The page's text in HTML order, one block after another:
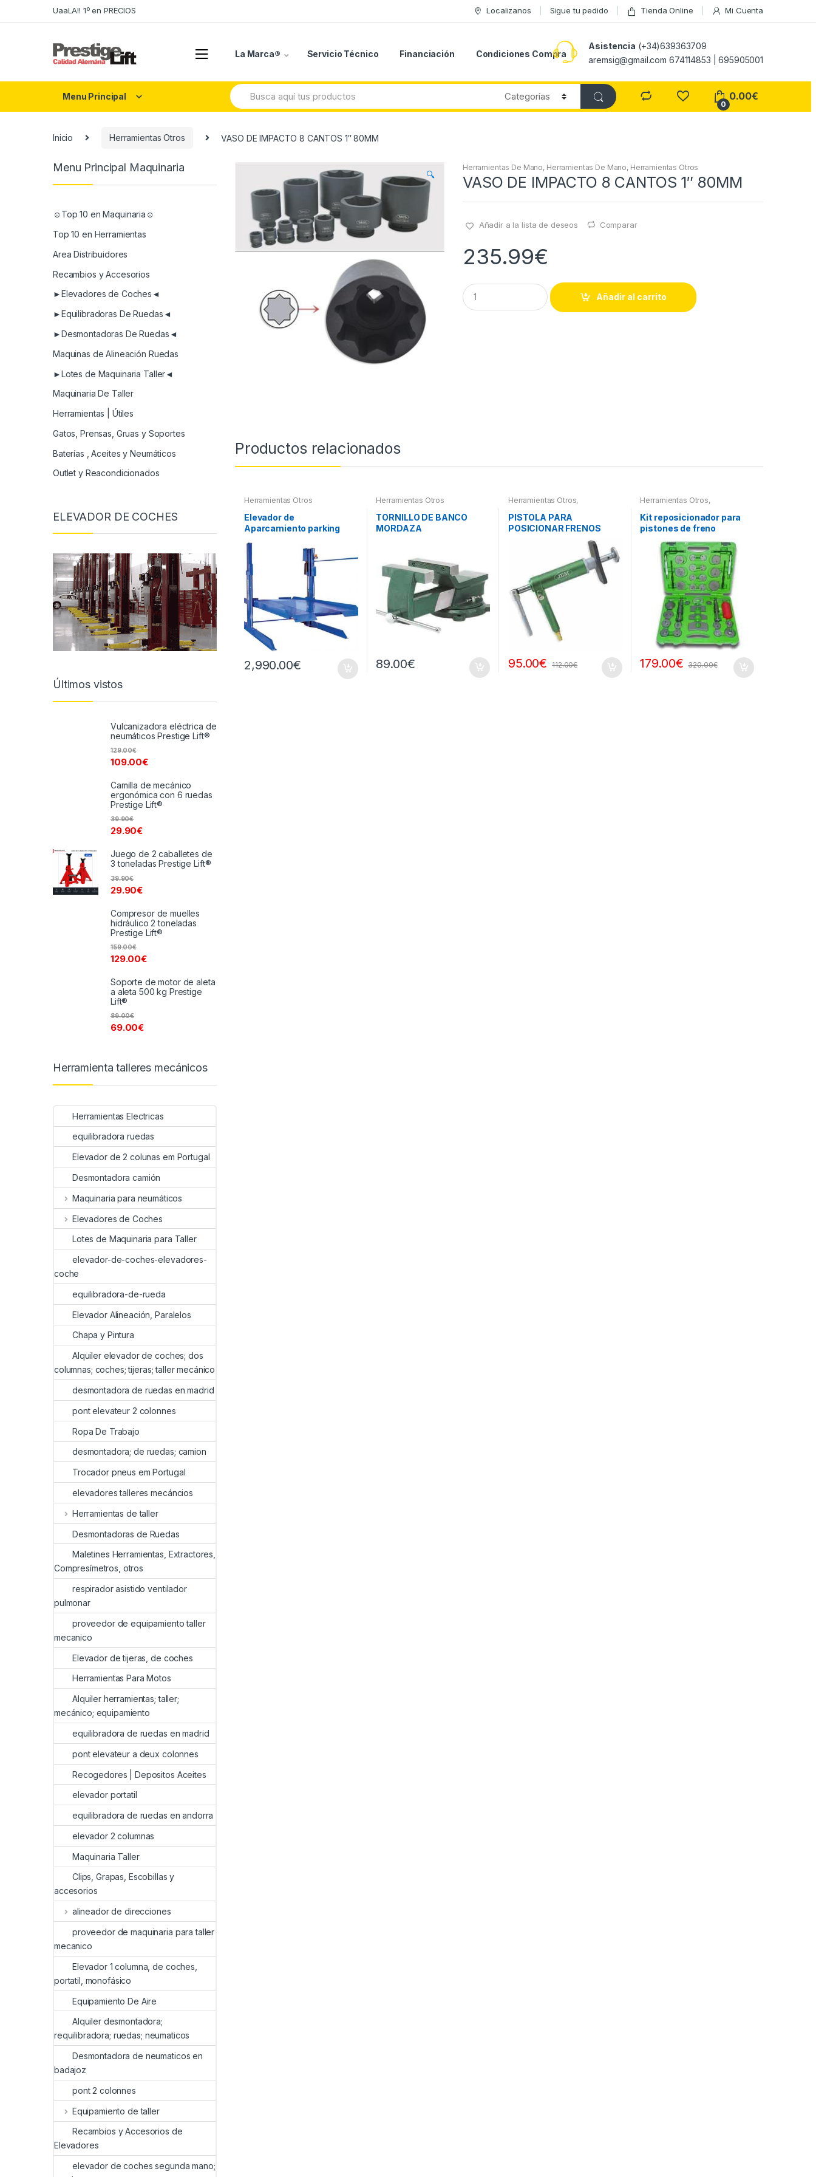
to
to
UaaLA!! 1º en PRECIOS Localizanos Sigue tu pedido Tienda Online Mi Cuenta
La Marca® Servicio Técnico Financiación Condiciones Compra
Asistencia (+34)639363709
aremsig@gmail.com 674114853 | 695905001
Menu Principal
Search
for:
0
0.00€
Inicio Herramientas Otros VASO DE IMPACTO 8 CANTOS 1″ 80MM
🔍
Herramientas De Mano, Herramientas De Mano, Herramientas Otros
VASO DE IMPACTO 8 CANTOS 1″ 80MM
Añadir a la lista de deseos Comparar
235.99€
Q
u
a
Añadir al carrito
Productos relacionados
Herramientas Otros
Elevador de
Aparcamiento parking
2,990.00€
Herramientas Otros
TORNILLO DE BANCO
MORDAZA
89.00€
Herramientas Otros,
Refrigeración
PISTOLA PARA
POSICIONAR FRENOS
95.00€ 112.00€
Herramientas Otros,
Refrigeración
Kit reposicionador para
pistones de freno
179.00€ 320.00€
Menu Principal Maquinaria
☺Top 10 en Maquinaria☺
Top 10 en Herramientas
Area Distribuidores
Recambios y Accesorios
►Elevadores de Coches◄
►Equilibradoras De Ruedas◄
►Desmontadoras De Ruedas◄
Maquinas de Alineación Ruedas
►Lotes de Maquinaria Taller◄
Maquinaria De Taller
Herramientas | Útiles
Gatos, Prensas, Gruas y Soportes
Baterías , Aceites y Neumáticos
Outlet y Reacondicionados
ELEVADOR DE COCHES
Últimos vistos
Vulcanizadora eléctrica de
neumáticos Prestige Lift®
109.00€
129.00€
Camilla de mecánico
ergonómica con 6 ruedas
Prestige Lift®
29.90€
39.90€
Juego de 2 caballetes de
3 toneladas Prestige Lift®
29.90€
39.90€
Compresor de muelles
hidráulico 2 toneladas
Prestige Lift®
129.00€
159.00€
Soporte de motor de aleta
a aleta 500 kg Prestige
Lift®
69.00€
89.00€
Herramienta talleres mecánicos
Herramientas Electricas
equilibradora ruedas
Elevador de 2 colunas em Portugal
Desmontadora camión
Maquinaria para neumáticos
Elevadores de Coches
Lotes de Maquinaria para Taller
elevador-de-coches-elevadores-
coche
equilibradora-de-rueda
Elevador Alineación, Paralelos
Chapa y Pintura
Alquiler elevador de coches; dos
columnas; coches; tijeras; taller mecánico
desmontadora de ruedas en madrid
pont elevateur 2 colonnes
Ropa De Trabajo
desmontadora; de ruedas; camion
Trocador pneus em Portugal
elevadores talleres mecáncios
Herramientas de taller
Desmontadoras de Ruedas
Maletines Herramientas, Extractores,
Compresímetros, otros
respirador asistido ventilador
pulmonar
proveedor de equipamiento taller
mecanico
Elevador de tijeras, de coches
Herramientas Para Motos
Alquiler herramientas; taller;
mecánico; equipamiento
equilibradora de ruedas en madrid
pont elevateur a deux colonnes
Recogedores | Depositos Aceites
elevador portatil
equilibradora de ruedas en andorra
elevador 2 columnas
Maquinaria Taller
Clips, Grapas, Escobillas y
accesorios
alineador de direcciones
proveedor de maquinaria para taller
mecanico
Elevador 1 columna, de coches,
portatil, monofásico
Equipamiento De Aire
Alquiler desmontadora;
requilibradora; ruedas; neumaticos
Desmontadora de neumaticos en
badajoz
pont 2 colonnes
Equipamiento de taller
Recambios y Accesorios de
Elevadores
elevador de coches segunda mano;